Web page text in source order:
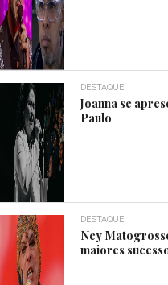
DESTAQUE
Joanna se
Paulo
DESTAQUE
Ney
maiores